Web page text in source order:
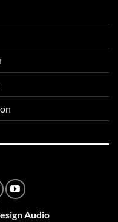
Audio